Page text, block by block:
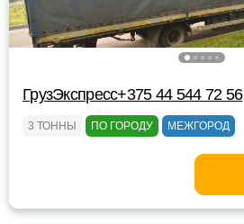
ГрузЭкспресс+375 44 544 72 56
3 ТОННЫ ПО ГОРОДУ МЕЖГОРОД